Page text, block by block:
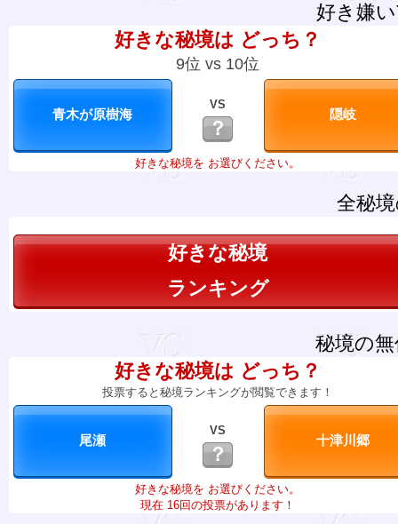
好き嫌
好きな秘境は どっち？
9位 vs 10位
VS
？
好きな秘境を お選びください。
全秘
好きな秘境
ランキング
秘境の
好きな秘境は どっち？
投票すると秘境ランキングが閲覧できます！
VS
？
好きな秘境を お選びください。
現在 16回の投票があります！